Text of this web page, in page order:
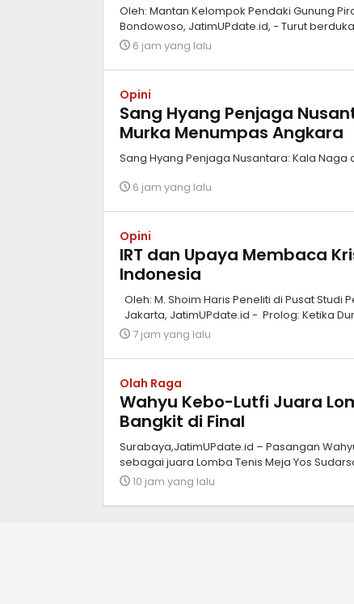
Oleh: Mantan Kelompok Pendaki Gunung
Bondowoso, JatimUPdate.id, - Turut
6 jam yang lalu
Opini
Sang Hyang Penjaga
Murka Menumpas Angkara
Sang Hyang Penjaga Nusantara: Kala
6 jam yang lalu
Opini
IRT dan Upaya Membaca
Indonesia
Oleh: M. Shoim Haris Peneliti di Pusat
Jakarta, JatimUPdate.id - Prolog: Ketika
7 jam yang lalu
Olah Raga
Wahyu Kebo-Lutfi Juara
Bangkit di Final
Surabaya,JatimUPdate.id – Pasangan
sebagai juara Lomba Tenis Meja Yos
10 jam yang lalu